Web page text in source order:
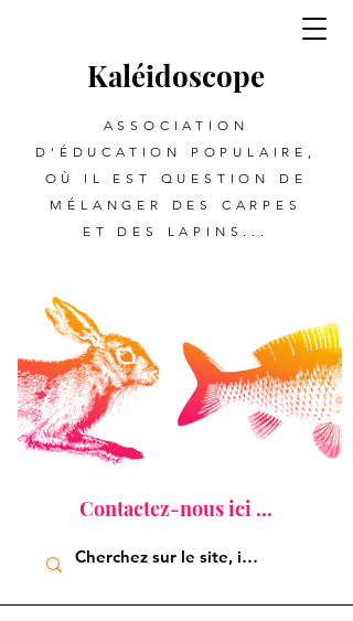
Kaléidoscope
ASSOCIATION
D'ÉDUCATION POPULAIRE,
OÙ IL EST QUESTION DE
MÉLANGER DES CARPES
ET DES LAPINS...
Contactez-nous ici ...